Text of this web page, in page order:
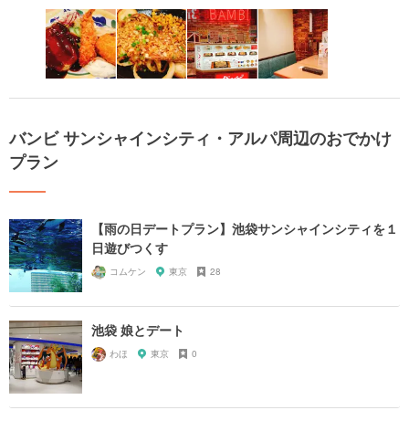
バンビ サンシャインシティ・アルパ周辺のおでかけ
プラン
【雨の日デートプラン】池袋サンシャインシティを１
日遊びつくす
コムケン 東京 28
池袋 娘とデート
わほ 東京 0